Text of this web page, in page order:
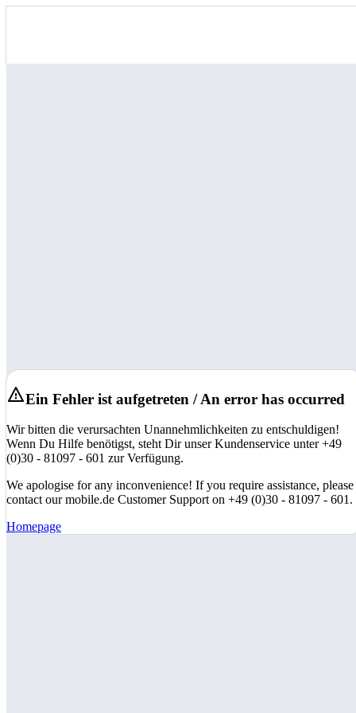
Ein Fehler ist aufgetreten / An error has occurred
Wir bitten die verursachten Unannehmlichkeiten zu entschuldigen!
Wenn Du Hilfe benötigst, steht Dir unser Kundenservice unter +49
(0)30 - 81097 - 601 zur Verfügung.
We apologise for any inconvenience! If you require assistance, please
contact our mobile.de Customer Support on +49 (0)30 - 81097 - 601.
Homepage